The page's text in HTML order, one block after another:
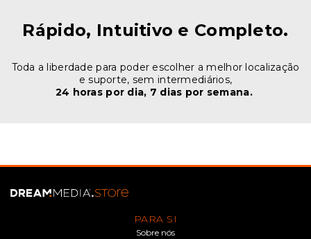
Rápido, Intuitivo e Completo.
Toda a liberdade para poder escolher a melhor localização
e suporte, sem intermediários,
24 horas por dia, 7 dias por semana.
PARA SI
Sobre nós